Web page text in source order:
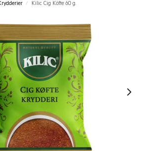
/ Kilic Cig Köfte 60 g.